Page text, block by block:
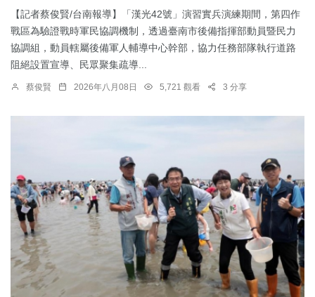
【記者蔡俊賢/台南報導】「漢光42號」演習實兵演練期間，第四作
戰區為驗證戰時軍民協調機制，透過臺南市後備指揮部動員暨民力
協調組，動員轄屬後備軍人輔導中心幹部，協力任務部隊執行道路
阻絕設置宣導、民眾聚集疏導...
蔡俊賢 2026年八月08日 5,721 觀看 3 分享